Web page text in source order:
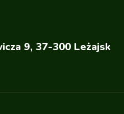
9, 37-300 Leżajsk